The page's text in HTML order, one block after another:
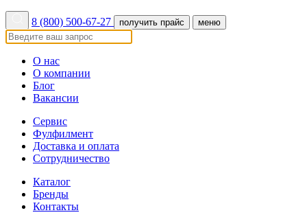
8 (800) 500-67-27 получить прайс меню
О нас
О компании
Блог
Вакансии
Сервис
Фулфилмент
Доставка и оплата
Сотрудничество
Каталог
Бренды
Контакты